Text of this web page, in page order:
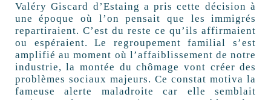
Valéry Giscard d’Estaing a pris cette décision à
une époque où l’on pensait que les immigrés
repartiraient. C’est du reste ce qu’ils affirmaient
ou espéraient. Le regroupement familial s’est
amplifié au moment où l’affaiblissement de notre
industrie, la montée du chômage vont créer des
problèmes sociaux majeurs. Ce constat motiva la
fameuse alerte maladroite car elle semblait